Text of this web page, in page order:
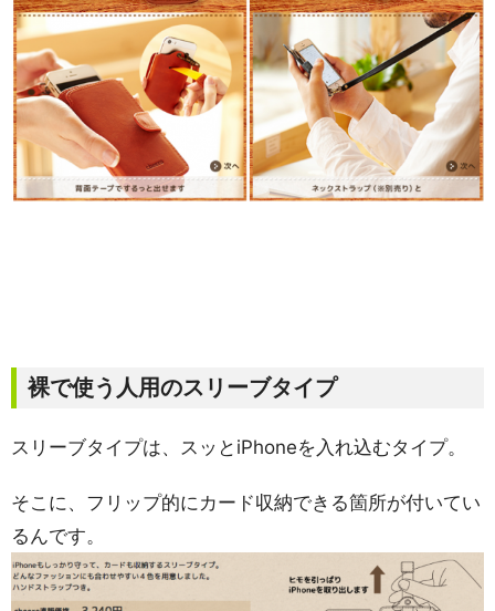
裸で使う人用のスリーブタイプ
スリーブタイプは、スッとiPhoneを入れ込むタイプ。
そこに、フリップ的にカード収納できる箇所が付いてい
るんです。